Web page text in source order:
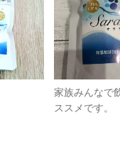
家族みんなで
ススメです。